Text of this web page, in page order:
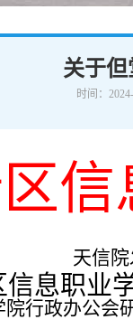
关于
时间：
天信
信息职业
院行政办公会